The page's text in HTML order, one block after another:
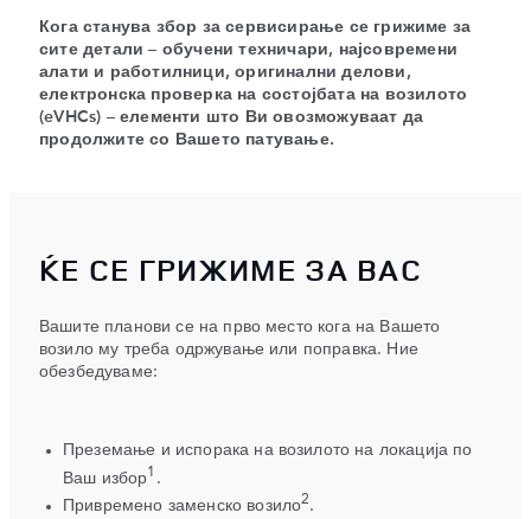
Кога станува збор за сервисирање се грижиме за
сите детали – обучени техничари, најсовремени
алати и работилници, оригинални делови,
електронска проверка на состојбата на возилото
(eVHCs) – елементи што Ви овозможуваат да
продолжите со Вашето патување.
ЌЕ СЕ ГРИЖИМЕ ЗА ВАС
Вашите планови се на прво место кога на Вашето
возило му треба одржување или поправка. Ние
обезбедуваме:
Преземање и испорака на возилото на локација по
Ваш избор1 .
Привремено заменско возило2.